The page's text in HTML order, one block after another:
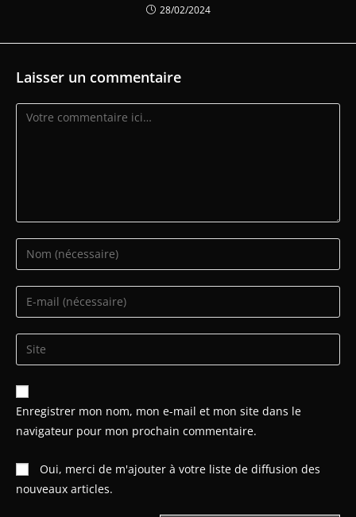
28/02/2024
Laisser un commentaire
Enregistrer mon nom, mon e-mail et mon site dans le
navigateur pour mon prochain commentaire.
Oui, merci de m'ajouter à votre liste de diffusion des
nouveaux articles.